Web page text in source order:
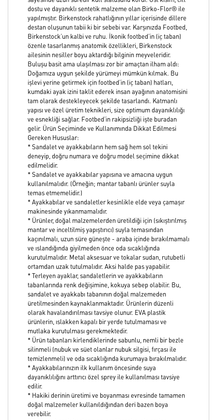
dostu ve dayanıklı sentetik malzeme olan Birko-Flor® ile
yapılmıştır. Birkenstock rahatlığının yıllar içerisinde dillere
destan oluşunun tabii ki bir sebebi var. Karşınızda Footbed,
Birkenstock’un kalbi ve ruhu. İkonik footbed’in (iç taban)
özenle tasarlanmış anatomik özellikleri, Birkenstock
ailesinin nesiller boyu aktardığı bilginin meyveleridir.
Buluşu basit ama ulaşılması zor bir amaçtan ilham aldı:
Doğamıza uygun şekilde yürümeyi mümkün kılmak. Bu
işlevi yerine getirmek için footbed’in (iç taban) hatları,
kumdaki ayak izini taklit ederek insan ayağının anatomisini
tam olarak destekleyecek şekilde tasarlandı. Katmanlı
yapısı ve özel üretim teknikleri, size optimum dayanıklılığı
ve esnekliği sağlar. Footbed’in rakipsizliği işte buradan
gelir. Ürün Seçiminde ve Kullanımında Dikkat Edilmesi
Gereken Hususlar:
* Sandalet ve ayakkabıların hem sağ hem sol tekini
deneyip, doğru numara ve doğru model seçimine dikkat
edilmelidir.
* Sandalet ve ayakkabılar yapısına ve amacına uygun
kullanılmalıdır. (Örneğin; mantar tabanlı ürünler suyla
temas etmemelidir.)
* Ayakkabılar ve sandaletler kesinlikle elde veya çamaşır
makinesinde yıkanmamalıdır.
* Ürünler, doğal malzemelerden üretildiği için (sıkıştırılmış
mantar ve inceltilmiş yapıştırıcı) suyla temasından
kaçınılmalı, uzun süre güneşte - araba içinde bırakılmamalı
ve ıslandığında giyilmeden önce oda sıcaklığında
kurutulmalıdır. Metal aksesuar ve tokalar sudan, rutubetli
ortamdan uzak tutulmalıdır. Aksi halde pas yapabilir.
* Terleyen ayaklar, sandaletlerin ve ayakkabıların
tabanlarında renk değişimine, kokuya sebep olabilir. Bu,
sandalet ve ayakkabı tabanının doğal malzemeden
üretilmesinden kaynaklanmaktadır. Ürünlerin düzenli
olarak havalandırılması tavsiye olunur. EVA plastik
ürünlerin, ıslakken kapalı bir yerde tutulmaması ve
mutlaka kurutulması gerekmektedir.
* Ürün tabanları kirlendiklerinde sabunlu, nemli bir bezle
silinmeli (nubuk ve süet olanlar nubuk silgisi, fırçası ile
temizlenmeli) ve oda sıcaklığında kurumaya bırakılmalıdır.
* Ayakkabılarınızın ilk kullanım öncesinde suya
dayanıklılığını arttırıcı özel sprey ile kullanılması tavsiye
edilir.
* Hakiki derinin üretimi ve boyanması evresinde tamamen
doğal malzemeler kullanıldığından deri bazen boya
verebilir.